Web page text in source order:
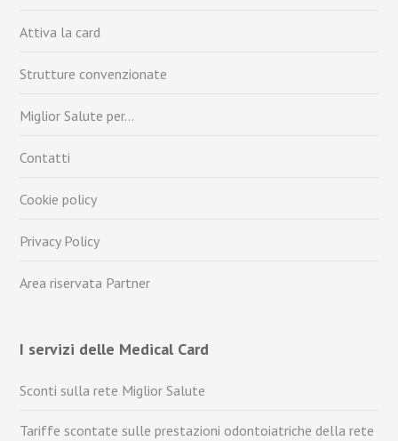
Attiva la card
Strutture convenzionate
Miglior Salute per…
Contatti
Cookie policy
Privacy Policy
Area riservata Partner
I servizi delle Medical Card
Sconti sulla rete Miglior Salute
Tariffe scontate sulle prestazioni odontoiatriche della rete